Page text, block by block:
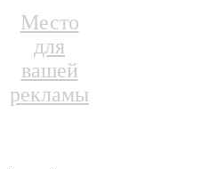
Место
для
вашей
рекламы